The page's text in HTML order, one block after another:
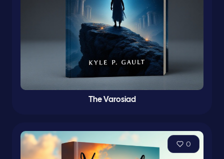
The Varosiad
0